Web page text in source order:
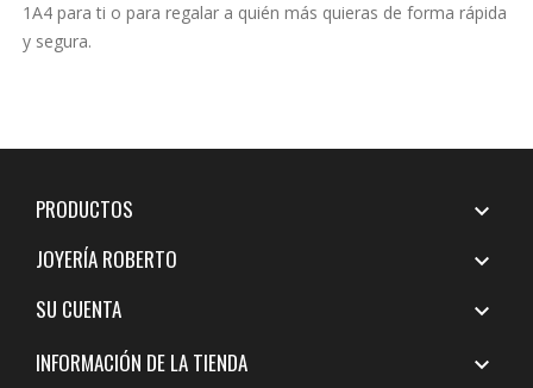
1A4 para ti o para regalar a quién más quieras de forma rápida
y segura.
PRODUCTOS 
JOYERÍA ROBERTO 
SU CUENTA 
INFORMACIÓN DE LA TIENDA 